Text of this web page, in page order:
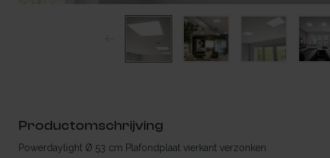
Productomschrijving
Powerdaylight Ø 53 cm Plafondplaat vierkant verzonken